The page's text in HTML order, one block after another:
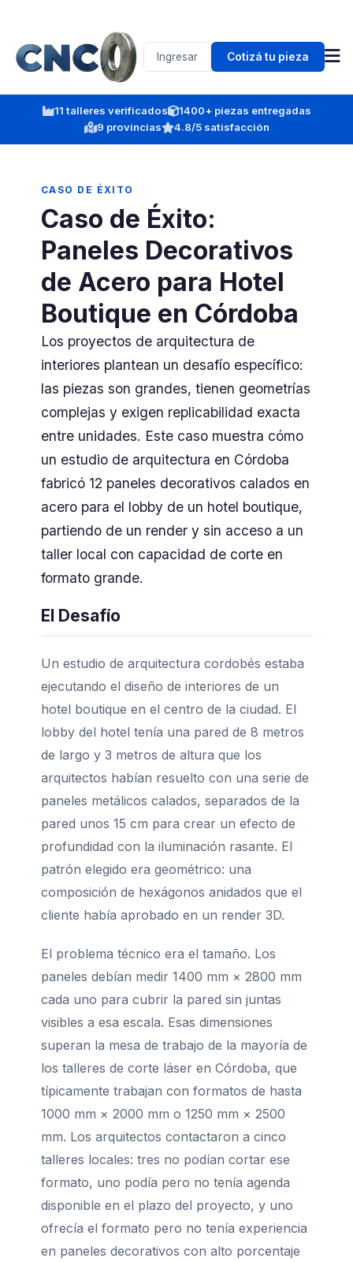
Ingresar Cotizá tu pieza
11 talleres verificados
1400+ piezas entregadas
9 provincias
4.8/5 satisfacción
CASO DE ÉXITO
Caso de Éxito:
Paneles Decorativos
de Acero para Hotel
Boutique en Córdoba
Los proyectos de arquitectura de
interiores plantean un desafío específico:
las piezas son grandes, tienen geometrías
complejas y exigen replicabilidad exacta
entre unidades. Este caso muestra cómo
un estudio de arquitectura en Córdoba
fabricó 12 paneles decorativos calados en
acero para el lobby de un hotel boutique,
partiendo de un render y sin acceso a un
taller local con capacidad de corte en
formato grande.
El Desafío
Un estudio de arquitectura cordobés estaba
ejecutando el diseño de interiores de un
hotel boutique en el centro de la ciudad. El
lobby del hotel tenía una pared de 8 metros
de largo y 3 metros de altura que los
arquitectos habían resuelto con una serie de
paneles metálicos calados, separados de la
pared unos 15 cm para crear un efecto de
profundidad con la iluminación rasante. El
patrón elegido era geométrico: una
composición de hexágonos anidados que el
cliente había aprobado en un render 3D.
El problema técnico era el tamaño. Los
paneles debían medir 1400 mm × 2800 mm
cada uno para cubrir la pared sin juntas
visibles a esa escala. Esas dimensiones
superan la mesa de trabajo de la mayoría de
los talleres de corte láser en Córdoba, que
típicamente trabajan con formatos de hasta
1000 mm × 2000 mm o 1250 mm × 2500
mm. Los arquitectos contactaron a cinco
talleres locales: tres no podían cortar ese
formato, uno podía pero no tenía agenda
disponible en el plazo del proyecto, y uno
ofrecía el formato pero no tenía experiencia
en paneles decorativos con alto porcentaje